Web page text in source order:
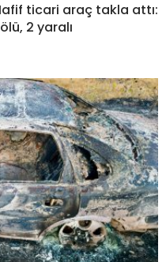
ticari araç takla attı:
ölü, 2 yaralı